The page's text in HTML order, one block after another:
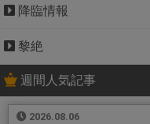
降臨情報
黎絶
週間人気記事
2026.08.06